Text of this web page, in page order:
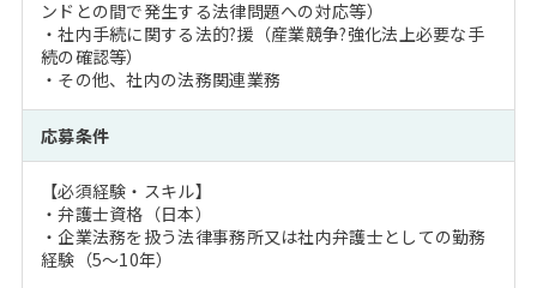
ンドとの間で発生する法律問題への対応等）
・社内手続に関する法的?援（産業競争?強化法上必要な手
続の確認等）
・その他、社内の法務関連業務
応募条件
【必須経験・スキル】
・弁護士資格（日本）
・企業法務を扱う法律事務所又は社内弁護士としての勤務
経験（5～10年）